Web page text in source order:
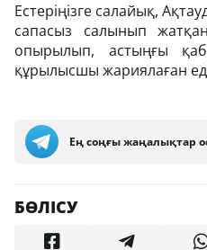
Естеріңізге салайық,
сапасыз салынып
опырылып, астыңғы
құрылысшы
Ең соңғы жаңалықтар
БӨЛІСУ